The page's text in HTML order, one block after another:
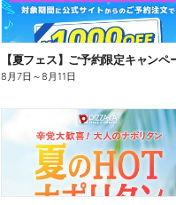
【夏フェス】ご予約限定キャンペ
8月7日 ～8月11日